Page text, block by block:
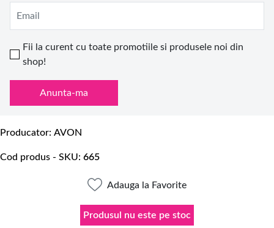
Email
Fii la curent cu toate promotiile si produsele noi din
shop!
Anunta-ma
Producator AVON
Cod produs - SKU 665
Adauga la Favorite
Produsul nu este pe stoc